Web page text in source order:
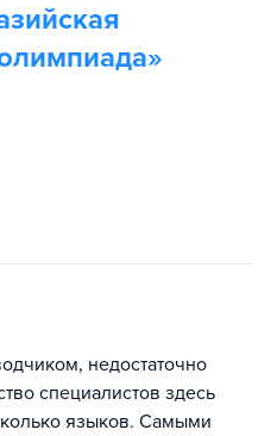
недостаточно
специалистов здесь
языков. Самыми